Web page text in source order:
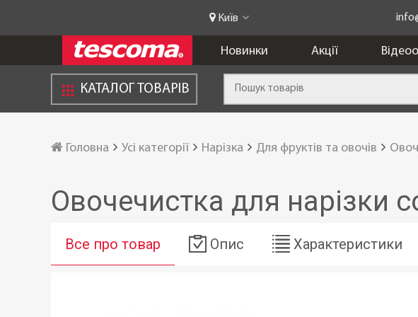
Київ
Новинки Акції
КАТАЛОГ ТОВАРІВ
Головна Усі категорії Нарізка Для фруктів та овочів
Овочечистка для нарізки
Все про товар Опис Характеристики